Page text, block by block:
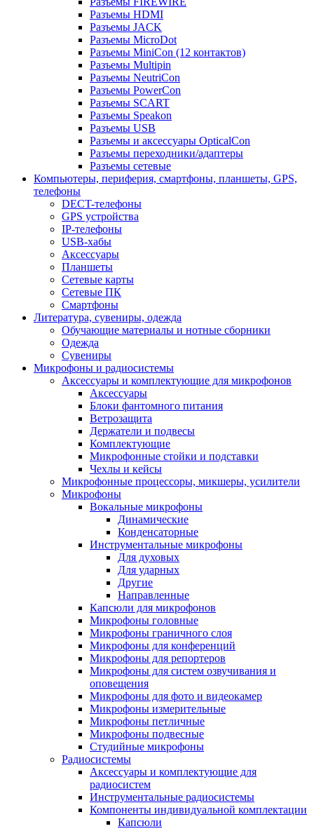
Разъемы HDMI
Разъемы JACK
Разъемы MicroDot
Разъемы MiniCon (12 контактов)
Разъемы Multipin
Разъемы NeutriCon
Разъемы PowerCon
Разъемы SCART
Разъемы Speakon
Разъемы USB
Разъемы и аксессуары OpticalCon
Разъемы переходники/адаптеры
Разъемы сетевые
Компьютеры, периферия, смартфоны, планшеты, GPS,
телефоны
DECT-телефоны
GPS устройства
IP-телефоны
USB-хабы
Аксессуары
Планшеты
Сетевые карты
Сетевые ПК
Смартфоны
Литература, сувениры, одежда
Обучающие материалы и нотные сборники
Одежда
Сувениры
Микрофоны и радиосистемы
Аксессуары и комплектующие для микрофонов
Аксессуары
Блоки фантомного питания
Ветрозащита
Держатели и подвесы
Комплектующие
Микрофонные стойки и подставки
Чехлы и кейсы
Микрофонные процессоры, микшеры, усилители
Микрофоны
Вокальные микрофоны
Динамические
Конденсаторные
Инструментальные микрофоны
Для духовых
Для ударных
Другие
Направленные
Капсюли для микрофонов
Микрофоны головные
Микрофоны граничного слоя
Микрофоны для конференций
Микрофоны для репортеров
Микрофоны для систем озвучивания и
оповещения
Микрофоны для фото и видеокамер
Микрофоны измерительные
Микрофоны петличные
Микрофоны подвесные
Студийные микрофоны
Радиосистемы
Аксессуары и комплектующие для
радиосистем
Инструментальные радиосистемы
Компоненты индивидуальной комплектации
Капсюли